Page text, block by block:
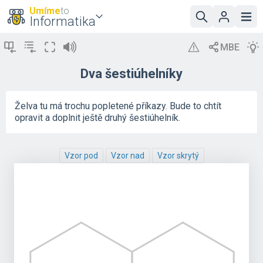
Umímeto
Informatika
Dva šestiúhelníky
Želva tu má trochu popletené příkazy. Bude to chtít
opravit a doplnit ještě druhý šestiúhelník.
Vzor pod Vzor nad Vzor skrytý